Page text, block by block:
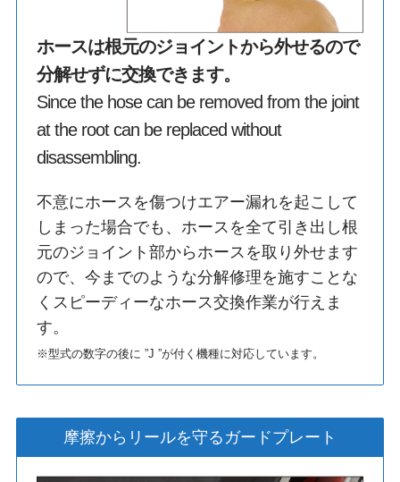
ホースは根元のジョイントから外せるので
分解せずに交換できます。
Since the hose can be removed from the joint
at the root can be replaced without
disassembling.
不意にホースを傷つけエアー漏れを起こして
しまった場合でも、ホースを全て引き出し根
元のジョイント部からホースを取り外せます
ので、今までのような分解修理を施すことな
くスピーディーなホース交換作業が行えま
す。
※型式の数字の後に ”J ”が付く機種に対応しています。
摩擦からリールを守るガードプレート